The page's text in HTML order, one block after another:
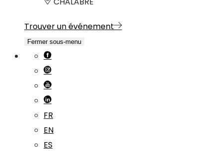
Trouver un événement
Fermer sous-menu
FR
EN
ES